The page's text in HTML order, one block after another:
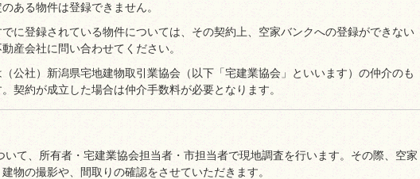
ある物件は登録できません。
に登録されている物件については、その契約上、空家バンクへの登録ができない
産会社に問い合わせてください。
公社）新潟県宅地建物取引業協会（以下「宅建業協会」といいます）の仲介のも
契約が成立した場合は仲介手数料が必要となります。
いて、所有者・宅建業協会担当者・市担当者で現地調査を行います。その際、空家
物の撮影や、間取りの確認をさせていただきます。